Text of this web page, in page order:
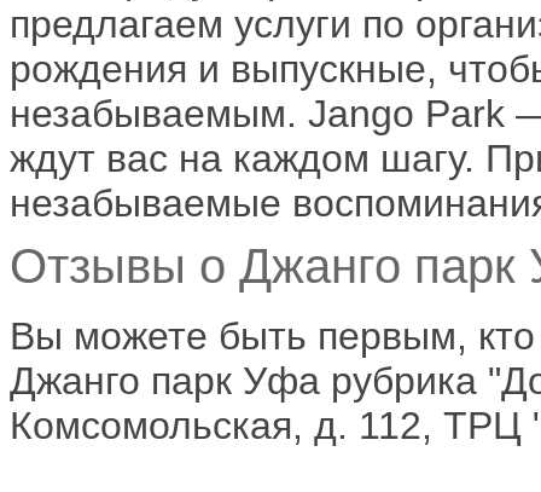
предлагаем услуги по
рождения и выпускные,
незабываемым. Jango Park
ждут вас на каждом шагу.
незабываемые
Отзывы о Джанго парк
Вы можете быть первым,
Джанго парк Уфа рубрика
Комсомольская, д. 112, ТРЦ